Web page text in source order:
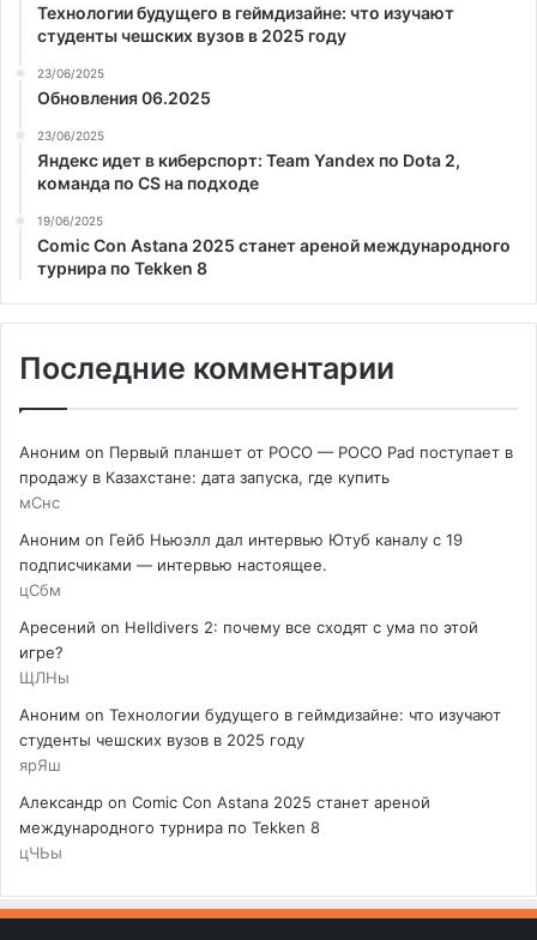
Технологии будущего в геймдизайне: что изучают
студенты чешских вузов в 2025 году
23/06/2025
Обновления 06.2025
23/06/2025
Яндекс идет в киберспорт: Team Yandex по Dota 2,
команда по CS на подходе
19/06/2025
Comic Con Astana 2025 станет ареной международного
турнира по Tekken 8
Последние комментарии
Аноним on Первый планшет от POCO — POCO Pad поступает в
продажу в Казахстане: дата запуска, где купить
мСнс
Аноним on Гейб Ньюэлл дал интервью Ютуб каналу с 19
подписчиками — интервью настоящее.
цСбм
Аресений on Helldivers 2: почему все сходят с ума по этой
игре?
ЩЛНы
Аноним on Технологии будущего в геймдизайне: что изучают
студенты чешских вузов в 2025 году
ярЯш
Александр on Comic Con Astana 2025 станет ареной
международного турнира по Tekken 8
цЧЬы